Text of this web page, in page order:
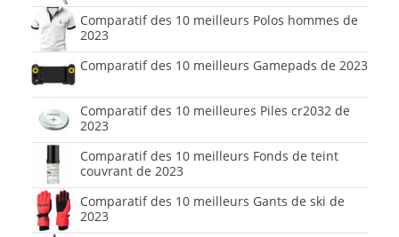
Comparatif des 10 meilleurs Polos hommes de
2023
Comparatif des 10 meilleurs Gamepads de 2023
Comparatif des 10 meilleures Piles cr2032 de
2023
Comparatif des 10 meilleurs Fonds de teint
couvrant de 2023
Comparatif des 10 meilleurs Gants de ski de
2023